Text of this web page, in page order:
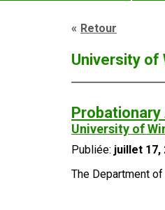
Retour
University of
University of
Publiée: juillet 17,
The Department